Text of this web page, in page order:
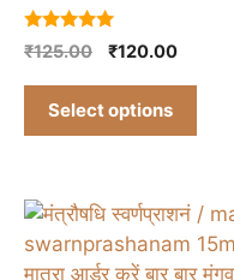
5.00
out of 5
₹125.00
Original
was:
₹125.00.
₹120.00Current
Select options
This
product
has
multiple
variants.
options
may
be